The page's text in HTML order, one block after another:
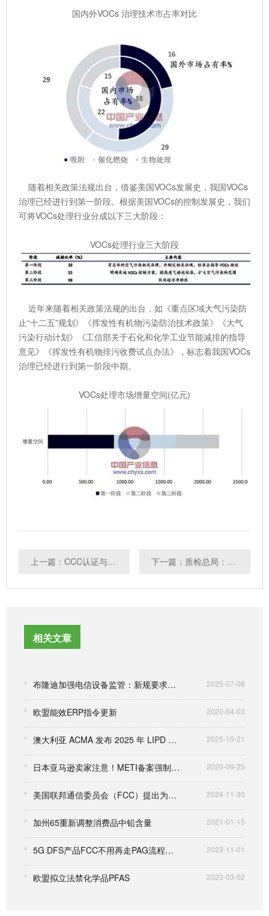
国内外VOCs 治理技术市占率对比
随着相关政策法规出台，借鉴美国VOCs发展史，我国VOCs
治理已经进行到第一阶段。根据美国VOCs的控制发展史，我们
可将VOCs处理行业分成以下三大阶段：
VOCs处理行业三大阶段
近年来随着相关政策法规的出台，如《重点区域大气污染防
止“十二五”规划》《挥发性有机物污染防治技术政策》《大气
污染行动计划》《工信部关于石化和化学工业节能减排的指导
意见》《挥发性有机物排污收费试点办法》，标志着我国VOCs
治理已经进行到第一阶段中期。
VOCs处理市场增量空间(亿元)
上一篇：CCC认证与欧盟CE指令市场监管差异性之对市场机构的监管 下一篇：质检总局：九成护眼灯具检测出不合格
相关文章
布隆迪加强电信设备监管：新规要求产品必须标注ARCT认证标签 2025-07-08
欧盟能效ERP指令更新 2020-04-03
澳大利亚 ACMA 发布 2025 年 LIPD 级许可证 2025-10-21
日本亚马逊卖家注意！METI备案强制执行 2020-09-25
美国联邦通信委员会（FCC）提出为极低功耗设备扩展6GHz频段 2024-11-30
加州65重新调整消费品中铅含量 2021-01-15
5G DFS产品FCC不用再走PAG流程，将大大缩短取证周期 2023-11-01
欧盟拟立法禁化学品PFAS 2023-03-02